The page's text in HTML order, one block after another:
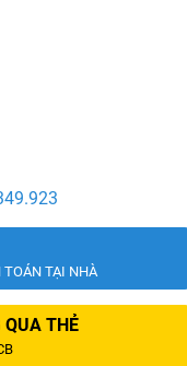
TOÁN TẠI NHÀ
QUA THẺ